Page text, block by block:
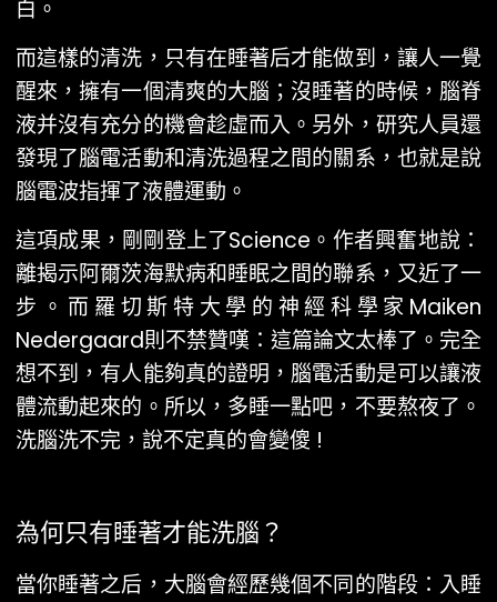
白。
而這樣的清洗，只有在睡著后才能做到，讓人一覺
醒來，擁有一個清爽的大腦；沒睡著的時候，腦脊
液并沒有充分的機會趁虛而入。另外，研究人員還
發現了腦電活動和清洗過程之間的關系，也就是說
腦電波指揮了液體運動。
這項成果，剛剛登上了Science。作者興奮地說：
離揭示阿爾茨海默病和睡眠之間的聯系，又近了一
步。而羅切斯特大學的神經科學家Maiken
Nedergaard則不禁贊嘆：這篇論文太棒了。完全
想不到，有人能夠真的證明，腦電活動是可以讓液
體流動起來的。所以，多睡一點吧，不要熬夜了。
洗腦洗不完，說不定真的會變傻 !
為何只有睡著才能洗腦？
當你睡著之后，大腦會經歷幾個不同的階段：入睡